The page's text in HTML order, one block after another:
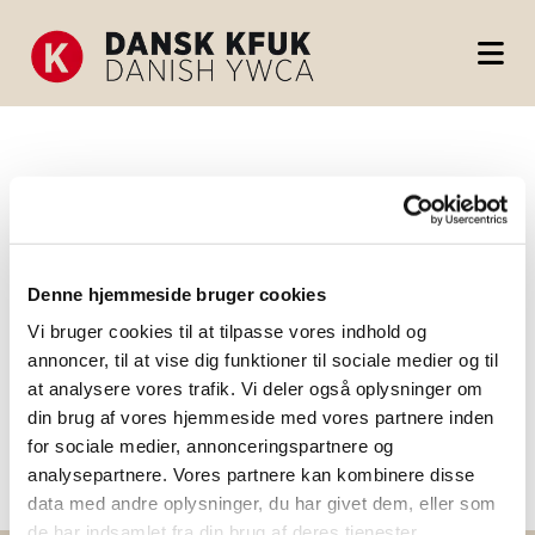
Denne hjemmeside bruger cookies
Vi bruger cookies til at tilpasse vores indhold og
annoncer, til at vise dig funktioner til sociale medier og til
at analysere vores trafik. Vi deler også oplysninger om
din brug af vores hjemmeside med vores partnere inden
for sociale medier, annonceringspartnere og
analysepartnere. Vores partnere kan kombinere disse
data med andre oplysninger, du har givet dem, eller som
Privatlivspolitik
Læs vores privatlivspolitik her